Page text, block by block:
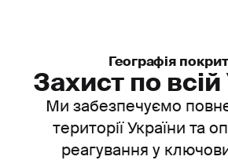
Географія
Захист по всій
Ми забезпечуємо
території України та
реагування у